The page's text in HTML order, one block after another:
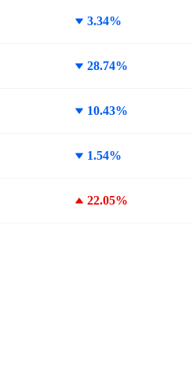
3.34%
28.74%
10.43%
1.54%
22.05%